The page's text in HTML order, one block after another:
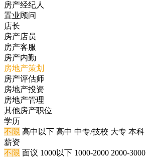
房产经纪人
置业顾问
店长
房产店员
房产客服
房产内勤
房地产策划
房产评估师
房地产投资
房地产管理
其他房产职位
学历
不限 高中以下 高中 中专/技校 大专 本科
薪资
不限 面议 1000以下 1000-2000 2000-3000